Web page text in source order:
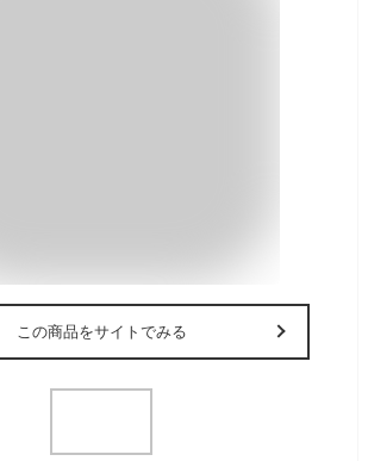
この商品をサイトでみる